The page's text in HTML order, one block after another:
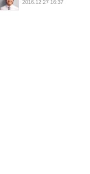
2016.12.27 16:37